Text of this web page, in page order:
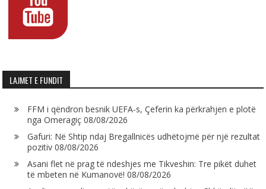
LAJMET E FUNDIT
FFM i qëndron besnik UEFA-s, Çeferin ka përkrahjen e plotë
nga Omeragiç 08/08/2026
Gafuri: Në Shtip ndaj Bregallnicës udhëtojmë për një rezultat
pozitiv 08/08/2026
Asani flet në prag të ndeshjes me Tikveshin: Tre pikët duhet
të mbeten në Kumanovë! 08/08/2026